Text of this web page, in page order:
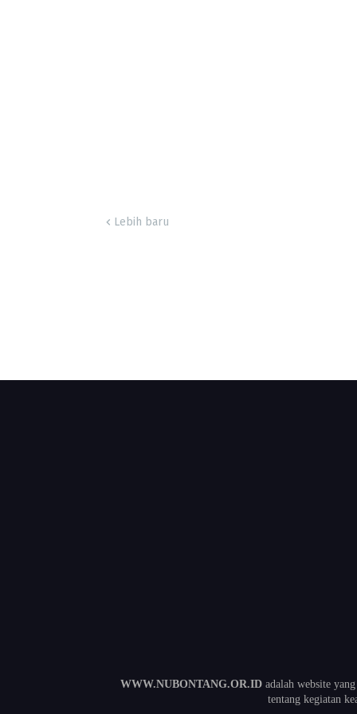
Lebih baru
WWW.NUBONTANG.OR.IDadalah website
tentang kegiatan